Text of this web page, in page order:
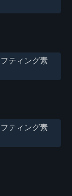
ティング素
ティング素